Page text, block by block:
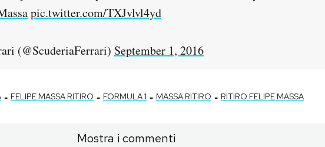
pic.twitter.com/TXJvlvl4yd
(@ScuderiaFerrari) September 1, 2016
- FELIPE MASSA RITIRO - FORMULA 1 - MASSA RITIRO - RITIRO FELIPE MASSA
Mostra i commenti